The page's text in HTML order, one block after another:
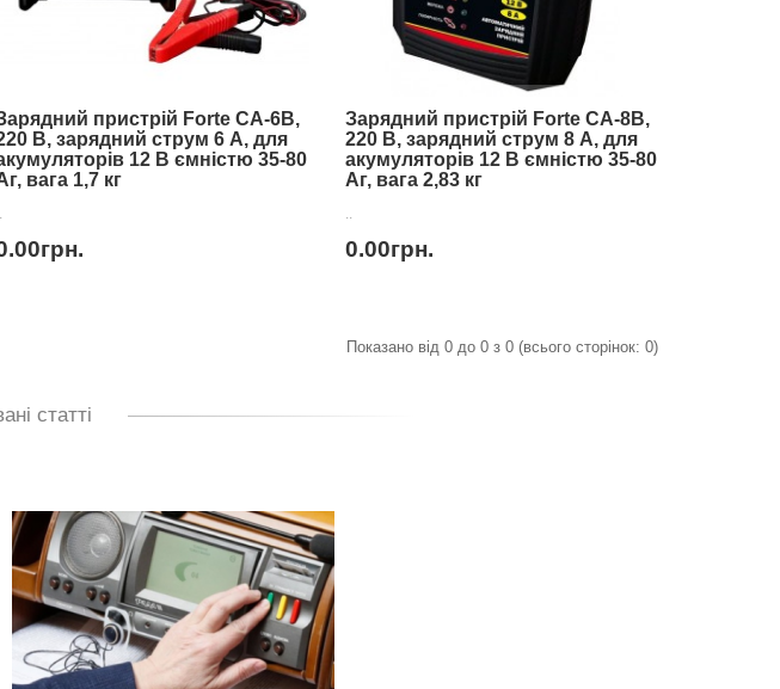
пристрій Forte CA-6B,
В, зарядний струм 6 А, для
12 В ємністю 35-80
вага 1,7 кг
Зарядний пристрій Forte CA-8B,
220 В, зарядний струм 8 А, для
акумуляторів 12 В ємністю 35-80
Аг, вага 2,83 кг
..
0.00грн.
Показано від 0 до 0 з 0 (всього сторінок: 0)
статті